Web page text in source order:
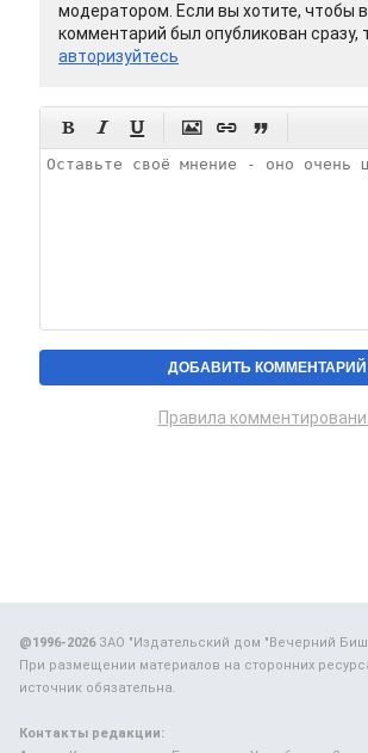
модератором. Если вы хотите, чтобы
комментарий был опубликован сразу,
авторизуйтесь
     
Правила
@1996-2026ЗАО "Издательский дом "Вечерний
При размещении материалов на сторонних
источник обязательна.
Контакты редакции: